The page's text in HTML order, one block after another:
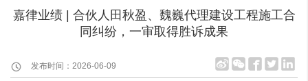
嘉律业绩 | 合伙人田秋盈、魏巍代理建设工程施工合
同纠纷，一审取得胜诉成果
发布时间：2026-06-09